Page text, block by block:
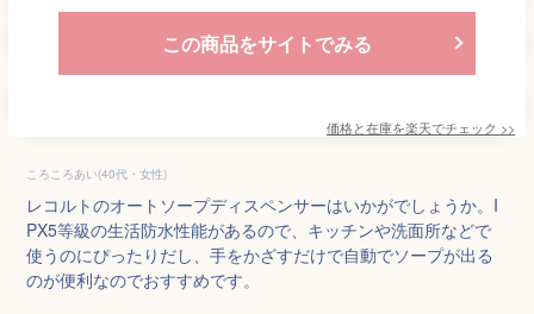
この商品をサイトでみる
価格と在庫を楽天でチェック >>
ころころあい(40代・女性)
レコルトのオートソープディスペンサーはいかがでしょうか。I
PX5等級の生活防水性能があるので、キッチンや洗面所などで
使うのにぴったりだし、手をかざすだけで自動でソープが出る
のが便利なのでおすすめです。